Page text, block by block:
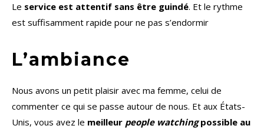
Le service est attentif sans être guindé. Et le rythme
est suffisamment rapide pour ne pas s’endormir
L’ambiance
Nous avons un petit plaisir avec ma femme, celui de
commenter ce qui se passe autour de nous. Et aux États-
Unis, vous avez le meilleur people watchingpossible au